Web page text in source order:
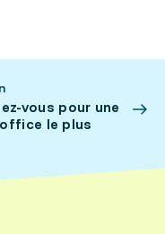
vous pour une
le plus